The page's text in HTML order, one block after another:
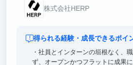
株式会社HERP
得られる経験・成長できるポイ
・社員とインターンの垣根なく、
ず、オープンかつフラットに成果